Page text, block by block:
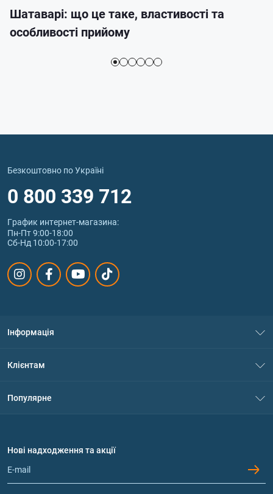
Шатаварі: що це таке, властивості та
особливості прийому
Безкоштовно по Україні
0 800 339 712
График интернет‑магазина:
Пн-Пт 9:00-18:00
Сб-Нд 10:00-17:00
Інформація
Політика конфіденційності
Обмін та повернення
Клієнтам
Популярне
Протеїн
Гейнери
Нові надходження та акції